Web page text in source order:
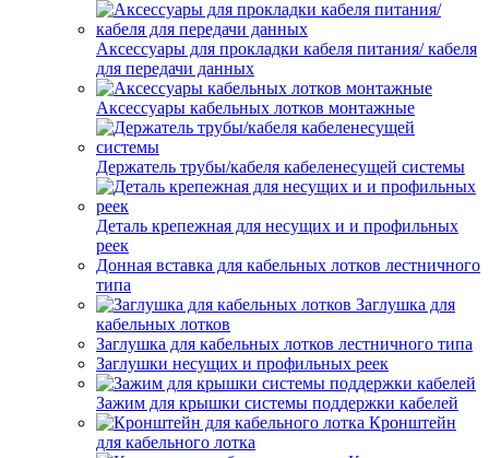
Аксессуары для прокладки кабеля питания/ кабеля
для передачи данных
Аксессуары кабельных лотков монтажные
Держатель трубы/кабеля кабеленесущей системы
Деталь крепежная для несущих и и профильных
реек
Донная вставка для кабельных лотков лестничного
типа
Заглушка для
кабельных лотков
Заглушка для кабельных лотков лестничного типа
Заглушки несущих и профильных реек
Зажим для крышки системы поддержки кабелей
Кронштейн
для кабельного лотка